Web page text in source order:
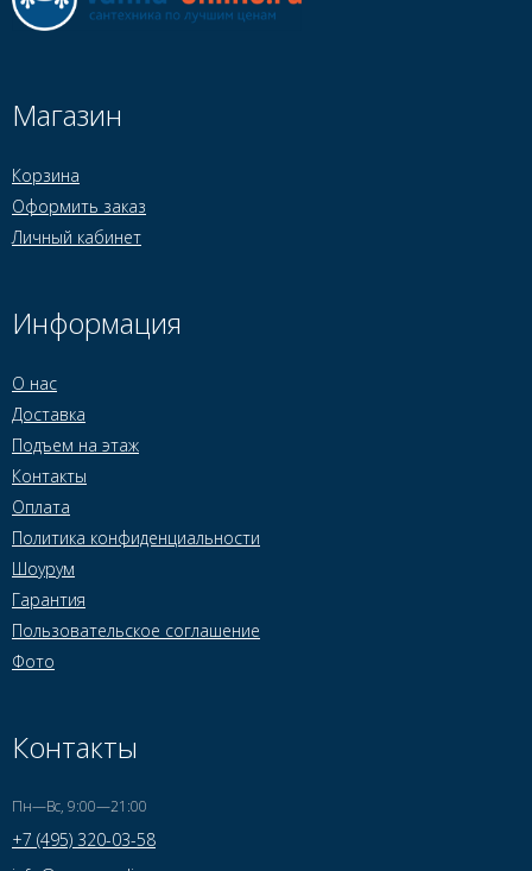
Магазин
Корзина
Оформить заказ
Личный кабинет
Информация
О нас
Доставка
Подъем на этаж
Контакты
Оплата
Политика конфиденциальности
Шоурум
Гарантия
Пользовательское соглашение
Фото
Контакты
Пн—Вс, 9:00—21:00
+7 (495) 320-03-58